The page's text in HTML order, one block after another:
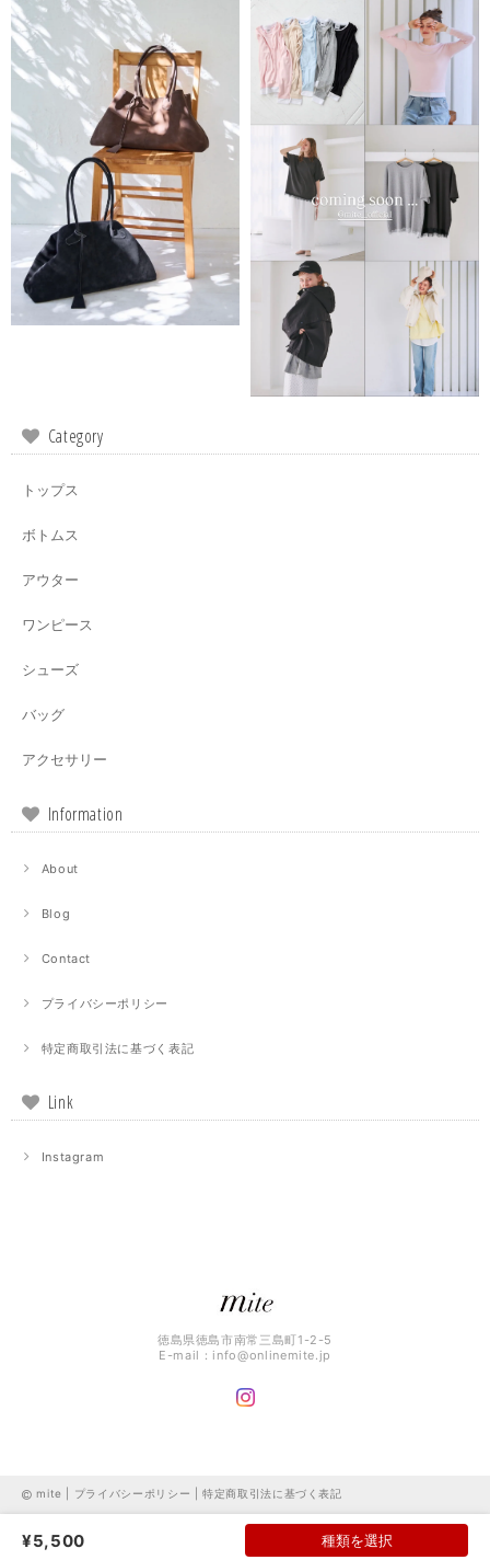
Category
トップス
ボトムス
アウター
ワンピース
シューズ
バッグ
アクセサリー
Information
About
Blog
Contact
プライバシーポリシー
特定商取引法に基づく表記
Link
Instagram
徳島県徳島市南常三島町1-2-5
E-mail： info@onlinemite.jp
mite | プライバシーポリシー |特定商取引法に基づく表記
¥5,500 種類を選択